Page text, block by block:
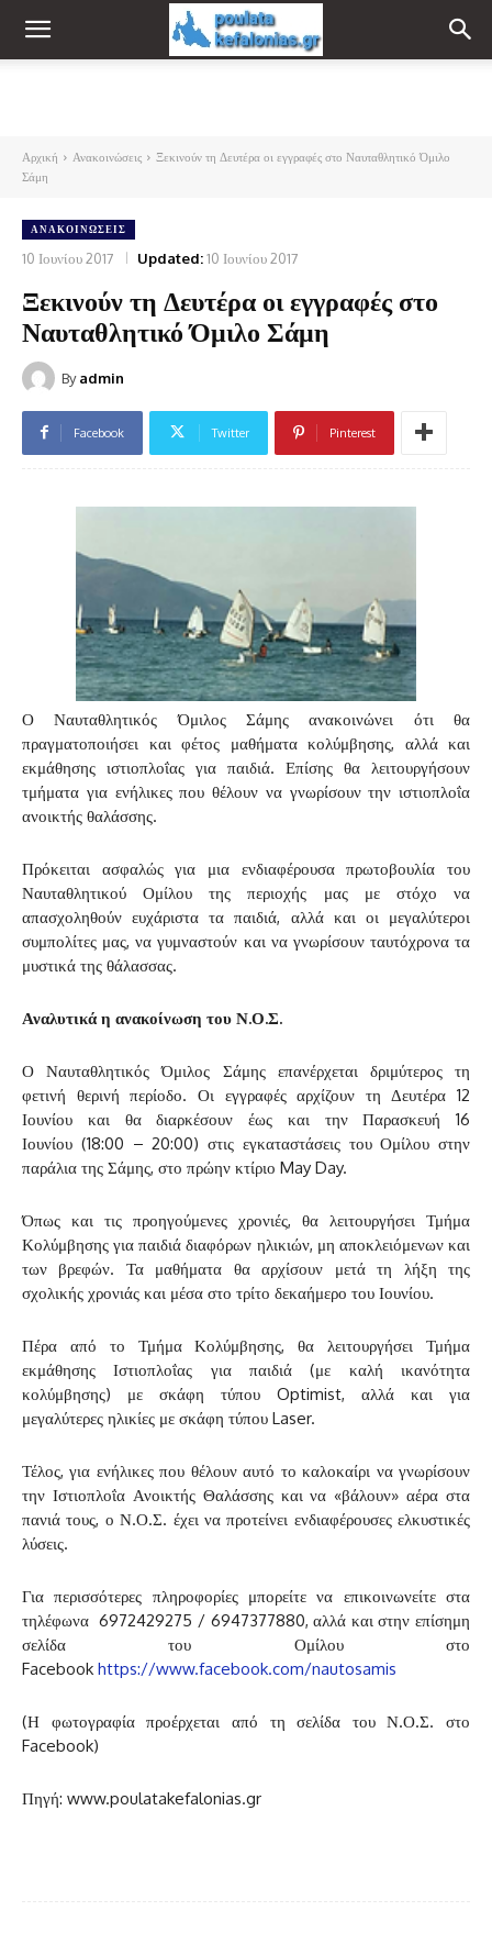
Αρχική Ανακοινώσεις
Ξεκινούν τη Δευτέρα οι εγγραφές στο Ναυταθλητικό Όμιλο
Σάμη
ΑΝΑΚΟΙΝΏΣΕΙΣ
10 Ιουνίου 2017 Updated:10 Ιουνίου 2017
Ξεκινούν τη Δευτέρα οι εγγραφές στο
Ναυταθλητικό Όμιλο Σάμη
By admin
Facebook Twitter Pinterest
Ο Ναυταθλητικός Όμιλος Σάμης ανακοινώνει ότι θα
πραγματοποιήσει και φέτος μαθήματα κολύμβησης, αλλά και
εκμάθησης ιστιοπλοΐας για παιδιά. Επίσης θα λειτουργήσουν
τμήματα για ενήλικες που θέλουν να γνωρίσουν την ιστιοπλοΐα
ανοικτής θαλάσσης.
Πρόκειται ασφαλώς για μια ενδιαφέρουσα πρωτοβουλία του
Ναυταθλητικού Ομίλου της περιοχής μας με στόχο να
απασχοληθούν ευχάριστα τα παιδιά, αλλά και οι μεγαλύτεροι
συμπολίτες μας, να γυμναστούν και να γνωρίσουν ταυτόχρονα τα
μυστικά της θάλασσας.
Αναλυτικά η ανακοίνωση του Ν.Ο.Σ.
Ο Ναυταθλητικός Όμιλος Σάμης επανέρχεται δριμύτερος τη
φετινή θερινή περίοδο. Οι εγγραφές αρχίζουν τη Δευτέρα 12
Ιουνίου και θα διαρκέσουν έως και την Παρασκευή 16
Ιουνίου (18:00 – 20:00) στις εγκαταστάσεις του Ομίλου στην
παράλια της Σάμης, στο πρώην κτίριο May Day.
Όπως και τις προηγούμενες χρονιές, θα λειτουργήσει Τμήμα
Κολύμβησης για παιδιά διαφόρων ηλικιών, μη αποκλειόμενων και
των βρεφών. Τα μαθήματα θα αρχίσουν μετά τη λήξη της
σχολικής χρονιάς και μέσα στο τρίτο δεκαήμερο του Ιουνίου.
Πέρα από το Τμήμα Κολύμβησης, θα λειτουργήσει Τμήμα
εκμάθησης Ιστιοπλοΐας για παιδιά (με καλή ικανότητα
κολύμβησης) με σκάφη τύπου Optimist, αλλά και για
μεγαλύτερες ηλικίες με σκάφη τύπου Laser.
Τέλος, για ενήλικες που θέλουν αυτό το καλοκαίρι να γνωρίσουν
την Ιστιοπλοΐα Ανοικτής Θαλάσσης και να «βάλουν» αέρα στα
πανιά τους, ο Ν.Ο.Σ. έχει να προτείνει ενδιαφέρουσες ελκυστικές
λύσεις.
Για περισσότερες πληροφορίες μπορείτε να επικοινωνείτε στα
τηλέφωνα 6972429275 / 6947377880, αλλά και στην επίσημη
σελίδα του Ομίλου στο
Facebook https://www.facebook.com/nautosamis
(Η φωτογραφία προέρχεται από τη σελίδα του Ν.Ο.Σ. στο
Facebook)
Πηγή: www.poulatakefalonias.gr